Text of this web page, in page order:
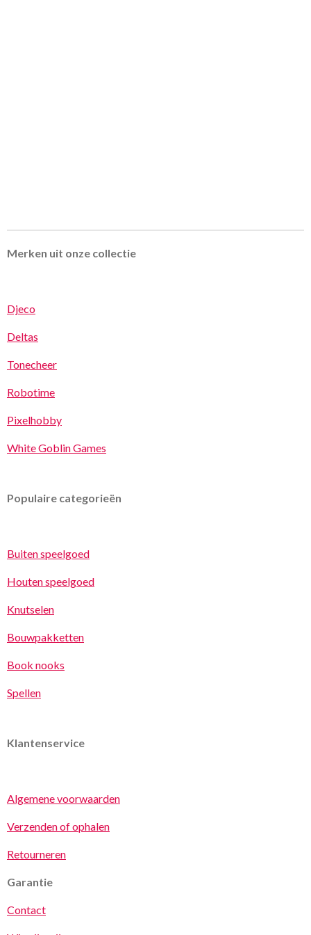
Merken uit onze collectie
Djeco
Deltas
Tonecheer
Robotime
Pixelhobby
White Goblin Games
Populaire categorieën
Buiten speelgoed
Houten speelgoed
Knutselen
Bouwpakketten
Book nooks
Spellen
Klantenservice
Algemene voorwaarden
Verzenden of ophalen
Retourneren
Garantie
Contact